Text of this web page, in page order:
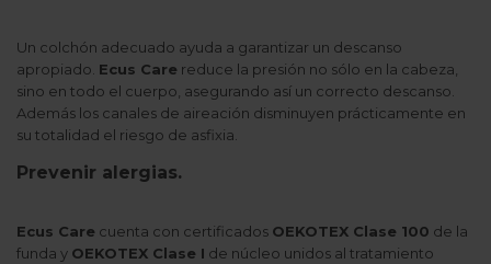
Un colchón adecuado ayuda a garantizar un descanso
apropiado. Ecus Care reduce la presión no sólo en la cabeza,
sino en todo el cuerpo, asegurando así un correcto descanso.
Además los canales de aireación disminuyen prácticamente en
su totalidad el riesgo de asfixia.
Prevenir alergias.
Ecus Care cuenta con certificados OEKOTEX Clase 100 de la
funda y OEKOTEX Clase I de núcleo unidos al tratamiento